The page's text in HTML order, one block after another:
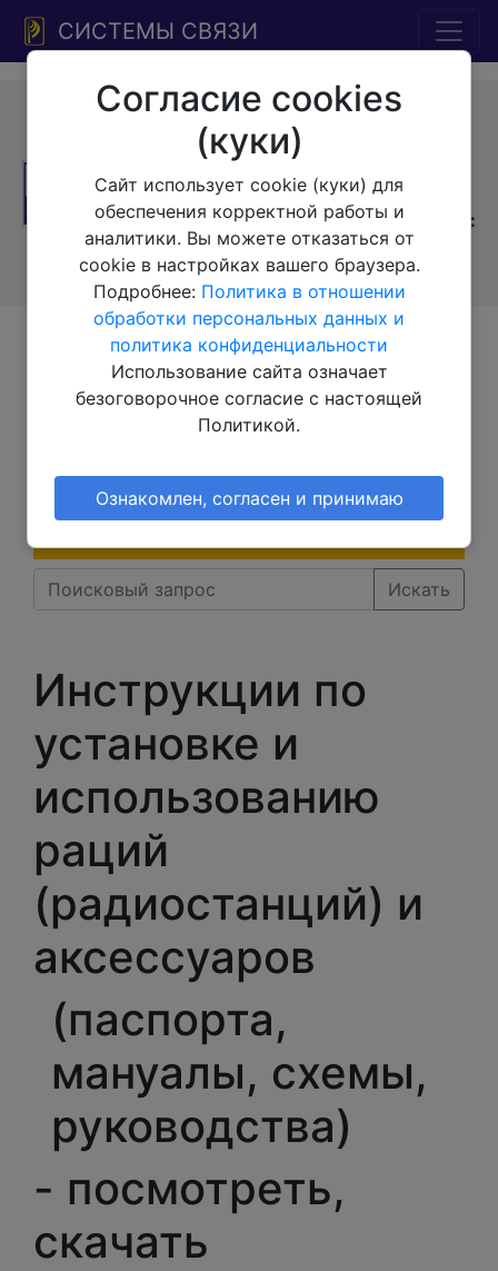
Системы
Связи: г.
Красноярск,
ул. Весны, 2
Работаем:
Пн-Пт:
10:00–18:00
Мы на
связи:
___
📲
Тел.|WA|Telegram:
+79029904090
СИСТЕМЫ СВЯЗИ
Обратите внимание
Страница работает в тестовом режиме.
Больше инструкций, мануалов и схем будет
доступно через некоторое время.
используйте поиск по модели (работает в
современных браузерах) 👇
Искать
Инструкции по
установке и
использованию
раций
(радиостанций) и
аксессуаров
(паспорта,
мануалы, схемы,
руководства)
- посмотреть,
скачать
Согласие cookies
(куки)
Сайт использует cookie (куки) для
обеспечения корректной работы и
аналитики. Вы можете отказаться от
cookie в настройках вашего браузера.
Подробнее: Политика в отношении
обработки персональных данных и
политика конфиденциальности
Использование сайта означает
безоговорочное согласие с настоящей
Политикой.
Ознакомлен, согласен и принимаю